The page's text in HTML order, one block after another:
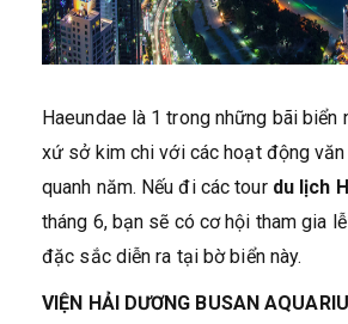
Haeundae là 1 trong những bãi biển
xứ sở kim chi với các hoạt động văn
quanh năm. Nếu đi các tour du lịch
tháng 6, bạn sẽ có cơ hội tham gia
đặc sắc diễn ra tại bờ biển này.
VIỆN HẢI DƯƠNG BUSAN